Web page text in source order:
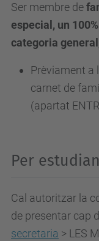
Ser membre de
especial, un
categoria
Prèviament a
carnet de
(apartat
Per
Cal autoritzar la
de presentar cap
secretaria > LES